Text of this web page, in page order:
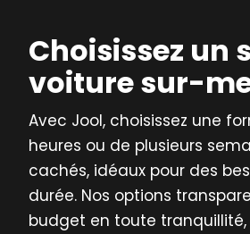
Choisissez un
voiture sur-
Avec Jool, choisissez une
heures ou de plusieurs
cachés, idéaux pour des
durée. Nos options
budget en toute